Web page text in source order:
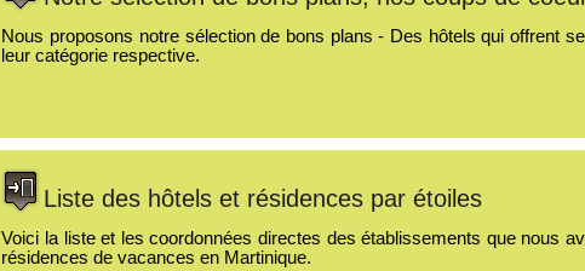
Nous proposons notre sélection de bons plans - Des hôtels qui offrent
leur catégorie respective.
Liste des hôtels et résidences par étoiles
Voici la liste et les coordonnées directes des établissements que nous
résidences de vacances en Martinique.